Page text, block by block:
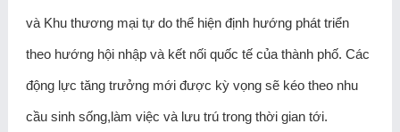
và Khu thương mại tự do thể hiện định hướng phát triển
theo hướng hội nhập và kết nối quốc tế của thành phố. Các
động lực tăng trưởng mới được kỳ vọng sẽ kéo theo nhu
cầu sinh sống,làm việc và lưu trú trong thời gian tới.